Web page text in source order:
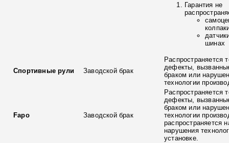
Гарантия не
шинах
Спортивные рули Заводской брак
Распространяется
дефекты,
браком или
технологии
Fapo Заводской брак
Распространяется
дефекты,
браком или
технологии
распространяется
нарушения
установке.